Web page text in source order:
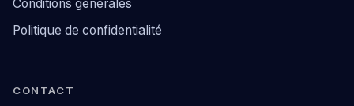
Conditions générales
Politique de confidentialité
CONTACT